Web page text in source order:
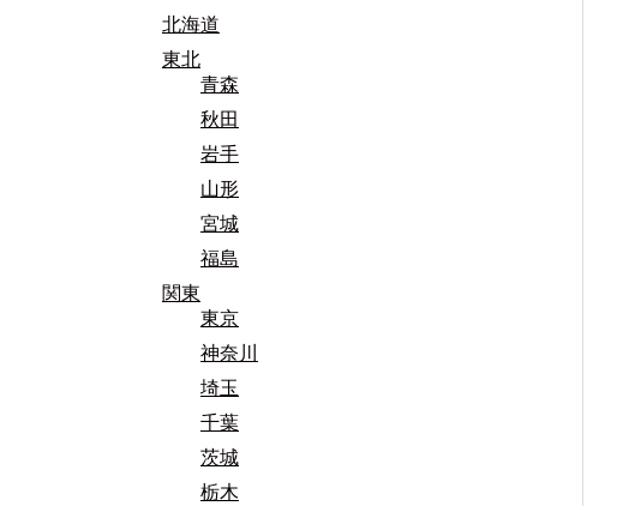
北海道
東北
青森
秋田
岩手
山形
宮城
福島
関東
東京
神奈川
埼玉
千葉
茨城
栃木